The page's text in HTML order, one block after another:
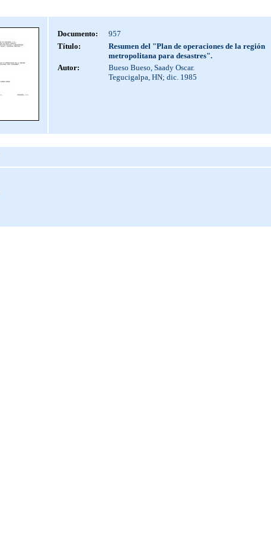
Documento:
957
Título:
Resumen del "Plan de operaciones de la región
metropolitana para desastres".
Autor:
Bueso Bueso, Saady Oscar.
Tegucigalpa, HN; dic. 1985